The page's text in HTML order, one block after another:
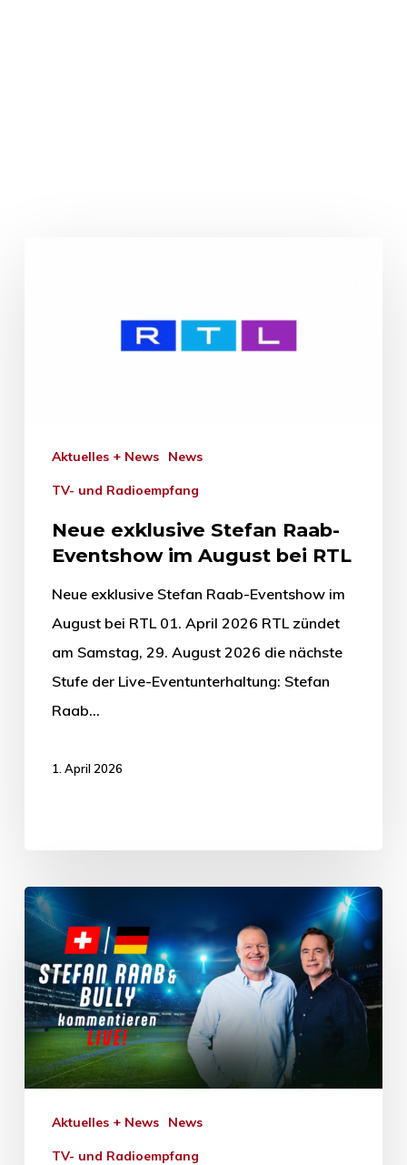
Aktuelles + News News
TV- und Radioempfang
Neue exklusive Stefan Raab-
Eventshow im August bei RTL
Neue exklusive Stefan Raab-Eventshow im
August bei RTL 01. April 2026 RTL zündet
am Samstag, 29. August 2026 die nächste
Stufe der Live-Eventunterhaltung: Stefan
Raab…
1. April 2026
Aktuelles + News News
TV- und Radioempfang